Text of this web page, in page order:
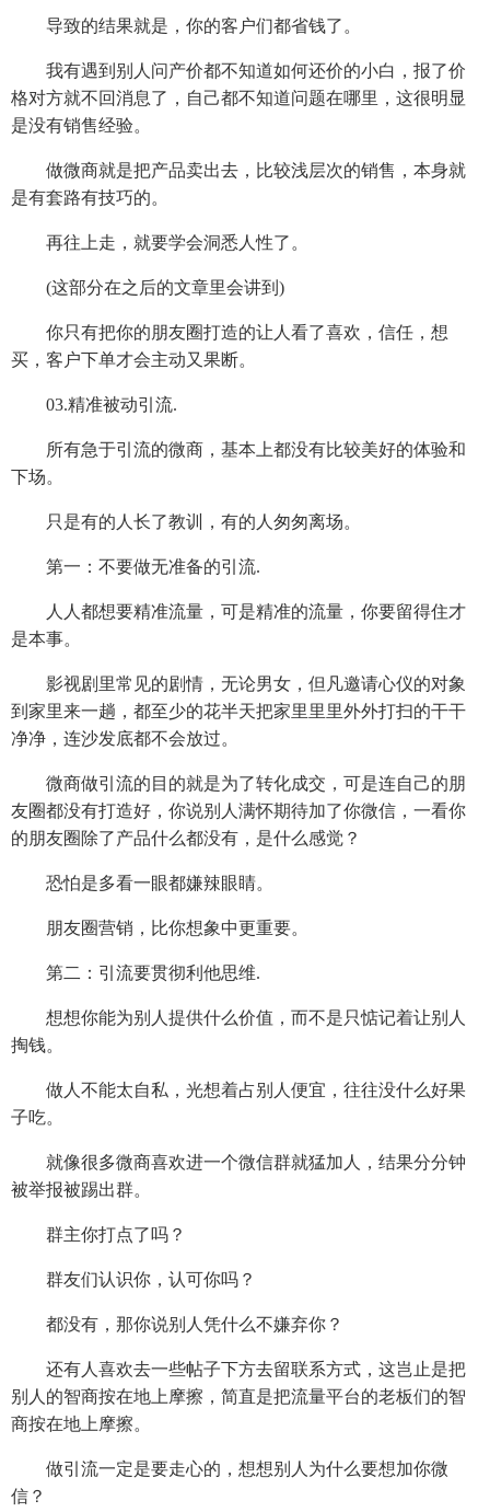
导致的结果就是，你的客户们都省钱了。
我有遇到别人问产价都不知道如何还价的小白，报了价
格对方就不回消息了，自己都不知道问题在哪里，这很明显
是没有销售经验。
做微商就是把产品卖出去，比较浅层次的销售，本身就
是有套路有技巧的。
再往上走，就要学会洞悉人性了。
(这部分在之后的文章里会讲到)
你只有把你的朋友圈打造的让人看了喜欢，信任，想
买，客户下单才会主动又果断。
03.精准被动引流.
所有急于引流的微商，基本上都没有比较美好的体验和
下场。
只是有的人长了教训，有的人匆匆离场。
第一：不要做无准备的引流.
人人都想要精准流量，可是精准的流量，你要留得住才
是本事。
影视剧里常见的剧情，无论男女，但凡邀请心仪的对象
到家里来一趟，都至少的花半天把家里里里外外打扫的干干
净净，连沙发底都不会放过。
微商做引流的目的就是为了转化成交，可是连自己的朋
友圈都没有打造好，你说别人满怀期待加了你微信，一看你
的朋友圈除了产品什么都没有，是什么感觉？
恐怕是多看一眼都嫌辣眼睛。
朋友圈营销，比你想象中更重要。
第二：引流要贯彻利他思维.
想想你能为别人提供什么价值，而不是只惦记着让别人
掏钱。
做人不能太自私，光想着占别人便宜，往往没什么好果
子吃。
就像很多微商喜欢进一个微信群就猛加人，结果分分钟
被举报被踢出群。
群主你打点了吗？
群友们认识你，认可你吗？
都没有，那你说别人凭什么不嫌弃你？
还有人喜欢去一些帖子下方去留联系方式，这岂止是把
别人的智商按在地上摩擦，简直是把流量平台的老板们的智
商按在地上摩擦。
做引流一定是要走心的，想想别人为什么要想加你微
信？